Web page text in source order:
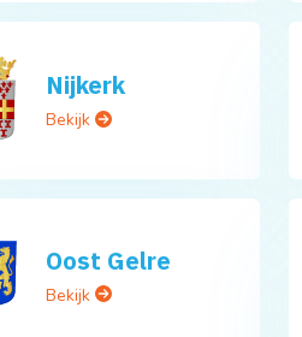
Nijkerk
Bekijk
Oost Gelre
Bekijk